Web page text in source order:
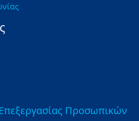
Προσωπικών